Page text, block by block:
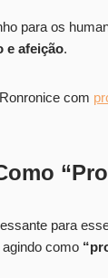
para os
e afeição.
com
para
como